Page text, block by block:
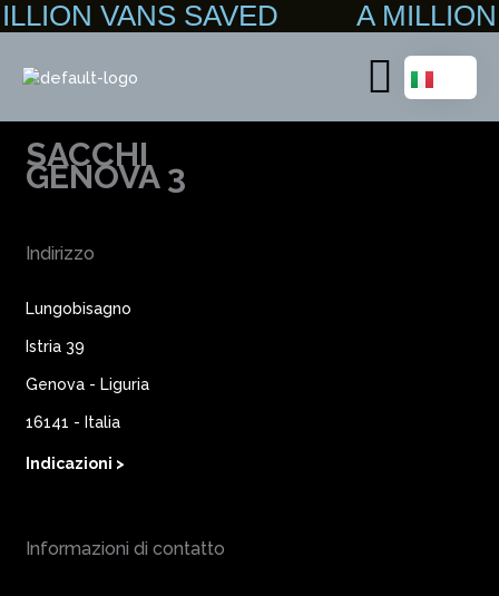
Vai
al
VANS SAVED A
Main
Menu
SACCHI
GENOVA 3
Indirizzo
Lungobisagno
Istria 39
Genova - Liguria
16141 - Italia
Indicazioni >
Informazioni di contatto